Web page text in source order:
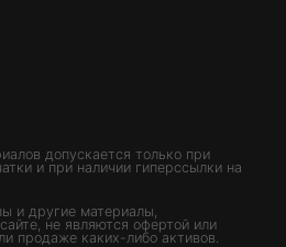
допускается только при
и при наличии гиперссылки на
и другие материалы,
не являются офертой или
продаже каких-либо активов.